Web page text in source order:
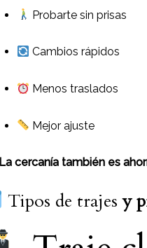
Probarte sin prisas
Cambios rápidos
Menos traslados
Mejor ajuste
La cercanía también es
Tipos de trajesy